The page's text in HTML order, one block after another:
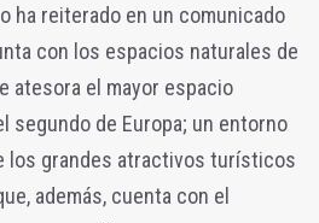
ha reiterado en un comunicado
con los espacios naturales de
atesora el mayor espacio
segundo de Europa; un entorno
los grandes atractivos turísticos
además, cuenta con el